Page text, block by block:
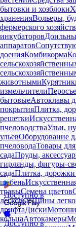
бытовки и хозблоки
храненияВольеры,
фермерского
инкубаторов
аппаратов
доенияКомбикорма
животными
измельчители
бытовыеАвтоклавы
покрытияПлитка,
решетки
пчеловодстваУльи,
ульевОборудование
пчеловодаТовары
садаПруды,
гирлянды, фигуры-
садаПлитка, дорожки
щебень
травыСемена цветов
легковыеШины
дрифтаДиски
кольцаАвтокамеры
Доступно в
Доступно в